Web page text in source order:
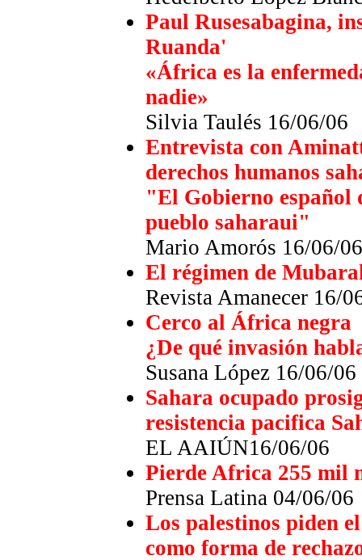
Paul Rusesabagina,
Ruanda'
«África es la
nadie»
Silvia Taulés 16/06/06
Entrevista con
derechos humanos
"El Gobierno español
pueblo saharaui"
Mario Amorós 16/06/06
El régimen de
Revista Amanecer 16/
Cerco al África negra
¿De qué invasión
Susana López 16/06/06
Sahara ocupado
resistencia pacifica
EL AAIÚN16/06/06
Pierde Africa 255 mil
Prensa Latina 04/06/06
Los palestinos piden
como forma de